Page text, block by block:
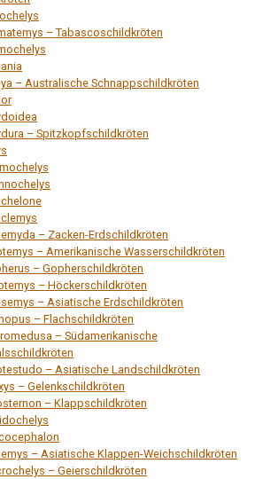
– Tabascoschildkröten
– Australische Schnappschildkröten
– Spitzkopfschildkröten
– Zacken-Erdschildkröten
– Amerikanische Wasserschildkröten
– Gopherschildkröten
– Höckerschildkröten
– Asiatische Erdschildkröten
– Flachschildkröten
– Südamerikanische
– Asiatische Landschildkröten
– Gelenkschildkröten
– Klappschildkröten
– Asiatische Klappen-Weichschildkröten
– Geierschildkröten